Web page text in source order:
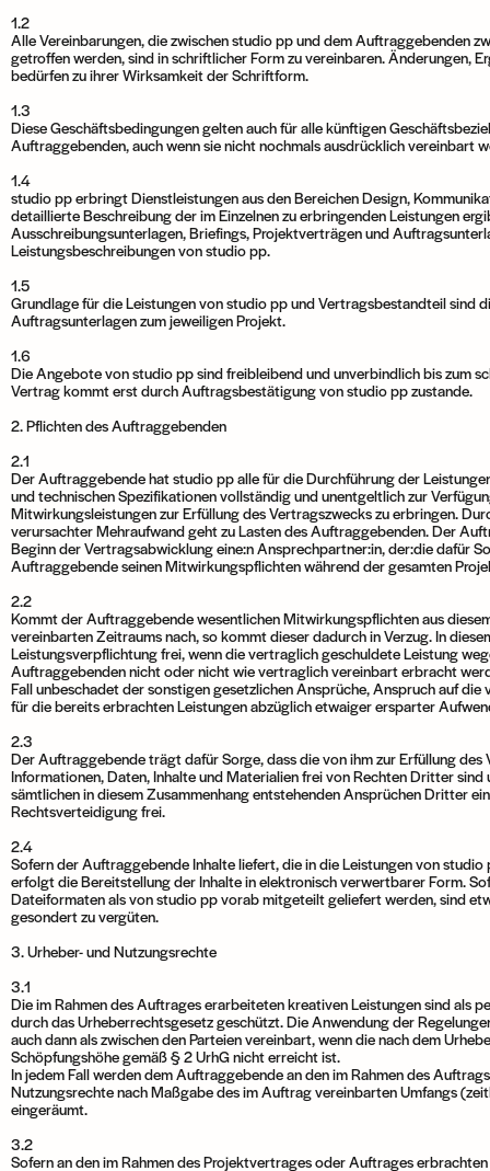
1.2
Alle Vereinbarungen, die zwischen studio pp und dem Auftraggebenden
getroffen werden, sind in schriftlicher Form zu vereinbaren. Änderungen,
bedürfen zu ihrer Wirksamkeit der Schriftform.
1.3
Diese Geschäftsbedingungen gelten auch für alle künftigen
Auftraggebenden, auch wenn sie nicht nochmals ausdrücklich vereinbart
1.4
studio pp erbringt Dienstleistungen aus den Bereichen Design,
detaillierte Beschreibung der im Einzelnen zu erbringenden Leistungen
Ausschreibungsunterlagen, Briefings, Projektverträgen und
Leistungsbeschreibungen von studio pp.
1.5
Grundlage für die Leistungen von studio pp und Vertragsbestandteil sind
Auftragsunterlagen zum jeweiligen Projekt.
1.6
Die Angebote von studio pp sind freibleibend und unverbindlich bis zum
Vertrag kommt erst durch Auftragsbestätigung von studio pp zustande.
2. Pflichten des Auftraggebenden
2.1
Der Auftraggebende hat studio pp alle für die Durchführung der
und technischen Spezifikationen vollständig und unentgeltlich zur
Mitwirkungsleistungen zur Erfüllung des Vertragszwecks zu erbringen.
verursachter Mehraufwand geht zu Lasten des Auftraggebenden. Der
Beginn der Vertragsabwicklung eine:n Ansprechpartner:in, der:die dafür
Auftraggebende seinen Mitwirkungspflichten während der gesamten
2.2
Kommt der Auftraggebende wesentlichen Mitwirkungspflichten aus
vereinbarten Zeitraums nach, so kommt dieser dadurch in Verzug. In
Leistungsverpflichtung frei, wenn die vertraglich geschuldete Leistung
Auftraggebenden nicht oder nicht wie vertraglich vereinbart erbracht
Fall unbeschadet der sonstigen gesetzlichen Ansprüche, Anspruch auf
für die bereits erbrachten Leistungen abzüglich etwaiger ersparter
2.3
Der Auftraggebende trägt dafür Sorge, dass die von ihm zur Erfüllung
Informationen, Daten, Inhalte und Materialien frei von Rechten Dritter
sämtlichen in diesem Zusammenhang entstehenden Ansprüchen Dritter
Rechtsverteidigung frei.
2.4
Sofern der Auftraggebende Inhalte liefert, die in die Leistungen von
erfolgt die Bereitstellung der Inhalte in elektronisch verwertbarer Form.
Dateiformaten als von studio pp vorab mitgeteilt geliefert werden, sind
gesondert zu vergüten.
3. Urheber- und Nutzungsrechte
3.1
Die im Rahmen des Auftrages erarbeiteten kreativen Leistungen sind als
durch das Urheberrechtsgesetz geschützt. Die Anwendung der
auch dann als zwischen den Parteien vereinbart, wenn die nach dem
Schöpfungshöhe gemäß § 2 UrhG nicht erreicht ist.
In jedem Fall werden dem Auftraggebende an den im Rahmen des
Nutzungsrechte nach Maßgabe des im Auftrag vereinbarten Umfangs
eingeräumt.
3.2
Sofern an den im Rahmen des Projektvertrages oder Auftrages